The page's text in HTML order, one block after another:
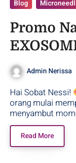
Blog
Promo
Clinic
Admin Nerissa
Hai Sobat Nessi!
orang mulai
menyambut
Read More